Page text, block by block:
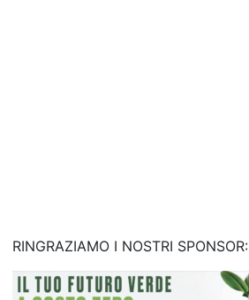
RINGRAZIAMO I NOSTRI SPONSOR: